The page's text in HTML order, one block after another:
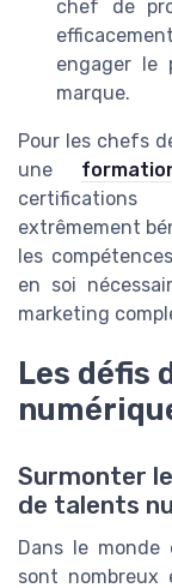
chef de
engager le
marque.
Pour les chefs
une
extrêmement
les
en soi
marketing
Les défis
Surmonter
de talents
Dans le
sont nombreux